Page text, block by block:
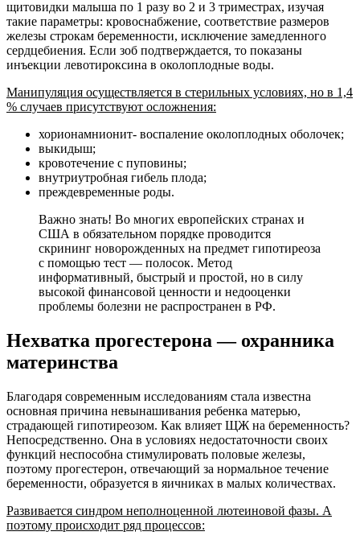
щитовидки малыша по 1 разу во 2 и 3 триместрах, изучая
такие параметры: кровоснабжение, соответствие размеров
железы строкам беременности, исключение замедленного
сердцебиения. Если зоб подтверждается, то показаны
инъекции левотироксина в околоплодные воды.
Манипуляция осуществляется в стерильных условиях, но в 1,4
% случаев присутствуют осложнения:
хорионамнионит- воспаление околоплодных оболочек;
выкидыш;
кровотечение с пуповины;
внутриутробная гибель плода;
преждевременные роды.
Важно знать! Во многих европейских странах и
США в обязательном порядке проводится
скрининг новорожденных на предмет гипотиреоза
с помощью тест — полосок. Метод
информативный, быстрый и простой, но в силу
высокой финансовой ценности и недооценки
проблемы болезни не распространен в РФ.
Нехватка прогестерона — охранника
материнства
Благодаря современным исследованиям стала известна
основная причина невынашивания ребенка матерью,
страдающей гипотиреозом. Как влияет ЩЖ на беременность?
Непосредственно. Она в условиях недостаточности своих
функций неспособна стимулировать половые железы,
поэтому прогестерон, отвечающий за нормальное течение
беременности, образуется в яичниках в малых количествах.
Развивается синдром неполноценной лютеиновой фазы. А
поэтому происходит ряд процессов: